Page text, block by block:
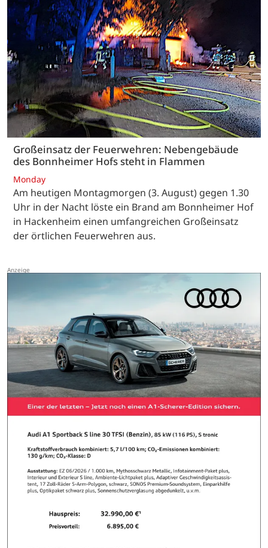
Großeinsatz der Feuerwehren: Nebengebäude
des Bonnheimer Hofs steht in Flammen
Monday
Am heutigen Montagmorgen (3. August) gegen 1.30
Uhr in der Nacht löste ein Brand am Bonnheimer Hof
in Hackenheim einen umfangreichen Großeinsatz
der örtlichen Feuerwehren aus.